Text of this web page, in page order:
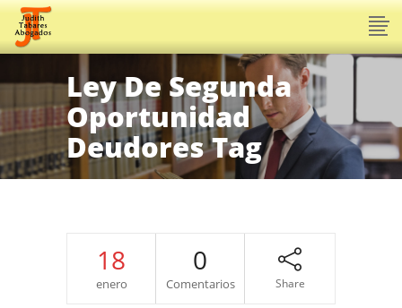
Ley De Segunda
Oportunidad
Deudores Tag
18
enero
0
Comentarios Share